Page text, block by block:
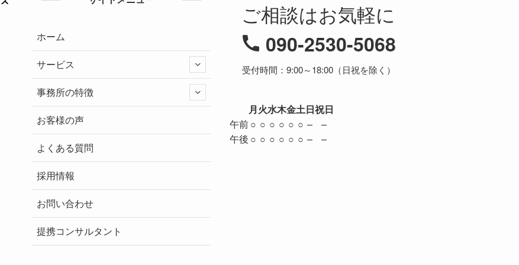
ホーム
サービス
事務所の特徴
お客様の声
よくある質問
採用情報
お問い合わせ
提携コンサルタント
ご相談はお気軽に
090-2530-5068
受付時間：9:00～18:00（日祝を除く）
月火水木金土日祝日
午前○ ○ ○ ○ ○ ○ –
–
午後 ○ ○ ○ ○ ○ ○ – –